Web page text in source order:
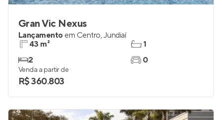
Gran Vic Nexus
Lançamento em Centro,Jundiaí
43 m²
2
1
0
Venda a partir de
R$ 360.803